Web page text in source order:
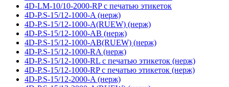
4D-LM-10/10-2000-RP с печатью этикеток
4D-P.S-15/12-1000-A (нерж)
4D-P.S-15/12-1000-A(RUEW) (нерж)
4D-P.S-15/12-1000-AB (нерж)
4D-P.S-15/12-1000-AB(RUEW) (нерж)
4D-P.S-15/12-1000-RA (нерж)
4D-P.S-15/12-1000-RL с печатью этикеток (нерж)
4D-P.S-15/12-1000-RP с печатью этикеток (нерж)
4D-P.S-15/12-2000-A (нерж)